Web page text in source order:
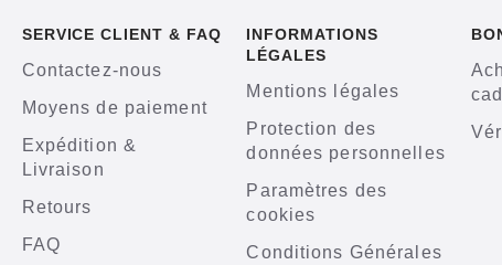
SERVICE CLIENT & FAQ
Contactez-nous
Moyens de paiement
Expédition &
Livraison
Retours
FAQ
INFORMATIONS
LÉGALES
Mentions légales
Protection des
données personnelles
Paramètres des
cookies
Conditions Générales